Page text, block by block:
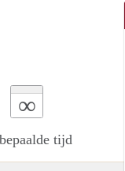
∞
tijd